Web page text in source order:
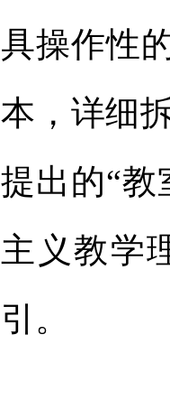
具操作性
本，详细
提出的“教
主义教学
引。